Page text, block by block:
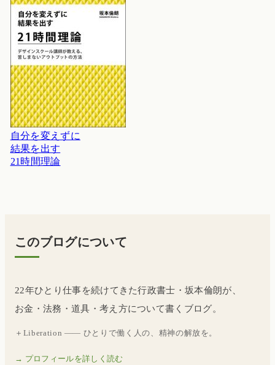
自分を変えずに
結果を出す
21時間理論
このブログについて
22年ひとり仕事を続けてきた行政書士・坂本倫朗が、
お金・法務・道具・考え方について書くブログ。
＋Liberation —— ひとりで働く人の、精神の解放を。
→ プロフィールを詳しく読む